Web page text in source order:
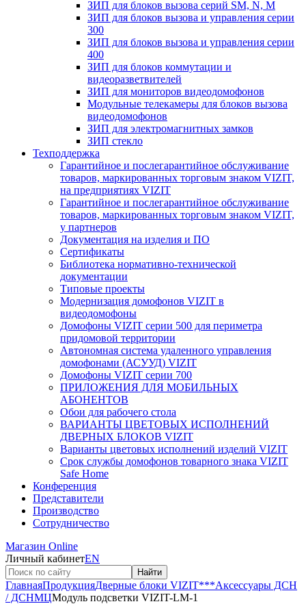
ЗИП для блоков вызова серий SM, N, M
ЗИП для блоков вызова и управления серии
300
ЗИП для блоков вызова и управления серии
400
ЗИП для блоков коммутации и
видеоразветвителей
ЗИП для мониторов видеодомофонов
Модульные телекамеры для блоков вызова
видеодомофонов
ЗИП для электромагнитных замков
ЗИП стекло
Техподдержка
Гарантийное и послегарантийное обслуживание
товаров, маркированных торговым знаком VIZIT,
на предприятиях VIZIT
Гарантийное и послегарантийное обслуживание
товаров, маркированных торговым знаком VIZIT,
у партнеров
Документация на изделия и ПО
Сертификаты
Библиотека нормативно-технической
документации
Типовые проекты
Модернизация домофонов VIZIT в
видеодомофоны
Домофоны VIZIT серии 500 для периметра
придомовой территории
Автономная система удаленного управления
домофонами (АСУУД) VIZIT
Домофоны VIZIT серии 700
ПРИЛОЖЕНИЯ ДЛЯ МОБИЛЬНЫХ
АБОНЕНТОВ
Обои для рабочего стола
ВАРИАНТЫ ЦВЕТОВЫХ ИСПОЛНЕНИЙ
ДВЕРНЫХ БЛОКОВ VIZIT
Варианты цветовых исполнений изделий VIZIT
Срок службы домофонов товарного знака VIZIT
Safe Home
Конференция
Представители
Производство
Сотрудничество
Магазин Online
Личный кабинетEN
Найти
ГлавнаяПродукцияДверные блоки VIZIT***Аксессуары ДСН
/ ДСНМЦМодуль подсветки VIZIT-LM-1